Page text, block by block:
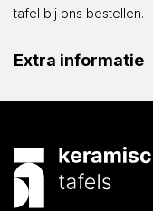
tafel bij ons bestellen.
Extra informatie